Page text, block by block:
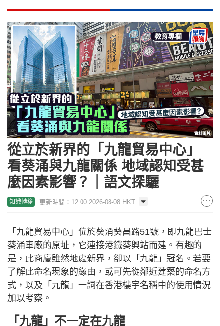
從立於新界的「九龍貿易中心」
看葵涌與九龍關係 地域認知受甚
麼因素影響？｜語文探驪
知識轉移 更新時間：12:00 2026-08-08 HKT
「九龍貿易中心」位於葵涌葵昌路51號，即九龍巴士
葵涌車廠的原址，它連接港鐵葵興站而建。有趣的
是，此商廈雖然地處新界，卻以「九龍」冠名。若要
了解此命名現象的緣由，或可先從鄰近建築的命名方
式，以及「九龍」一詞在香港樓宇名稱中的使用情況
加以考察。
「九龍」不一定在九龍